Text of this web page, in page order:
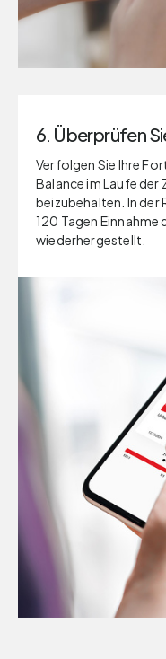
6. Überprüfen
Verfolgen Sie Ihre
Balance im Laufe der
beizubehalten. In der
120 Tagen
wiederhergestellt.